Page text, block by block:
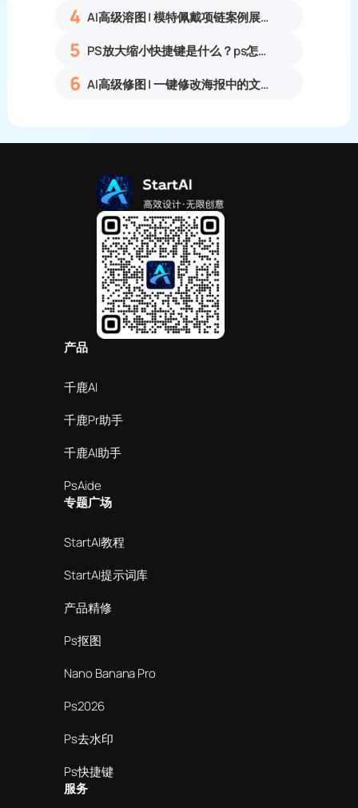
4 AI高级溶图 | 模特佩戴项链案例展示
5 PS放大缩小快捷键是什么？ps怎么把图片拉大拉小？
6 AI高级修图 | 一键修改海报中的文字
产品
千鹿AI
千鹿Pr助手
千鹿AI助手
PsAide
专题广场
StartAI教程
StartAI提示词库
产品精修
Ps抠图
Nano Banana Pro
Ps2026
Ps去水印
Ps快捷键
服务